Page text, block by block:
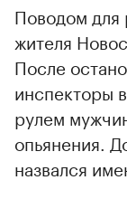
Поводом для
жителя
После
инспекторы
рулем
опьянения.
назвался